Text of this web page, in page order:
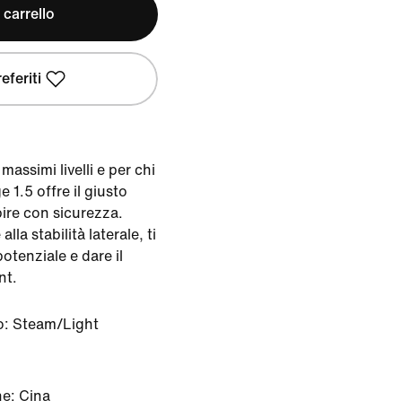
carrello
livelli e per chi
1.5 offre il giusto
con sicurezza.
stabilità laterale, ti
e dare il
Steam/Light
Cina